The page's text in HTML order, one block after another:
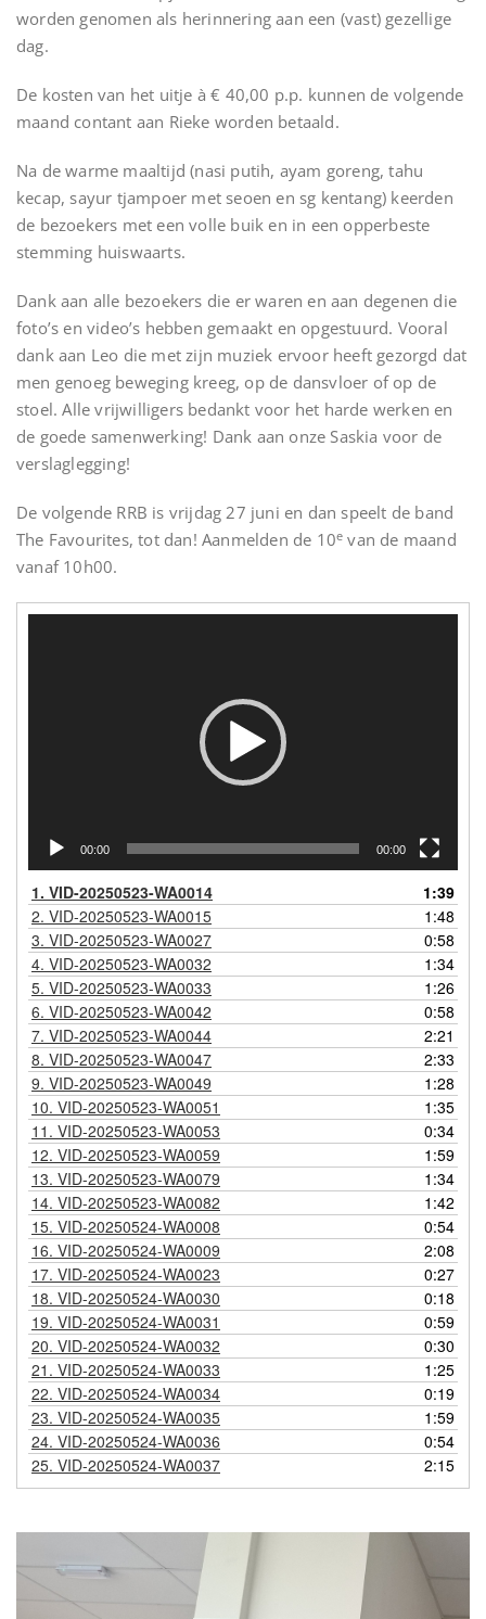
worden genomen als herinnering aan een (vast) gezellige
dag.
De kosten van het uitje à € 40,00 p.p. kunnen de volgende
maand contant aan Rieke worden betaald.
Na de warme maaltijd (nasi putih, ayam goreng, tahu
kecap, sayur tjampoer met seoen en sg kentang) keerden
de bezoekers met een volle buik en in een opperbeste
stemming huiswaarts.
Dank aan alle bezoekers die er waren en aan degenen die
foto’s en video’s hebben gemaakt en opgestuurd. Vooral
dank aan Leo die met zijn muziek ervoor heeft gezorgd dat
men genoeg beweging kreeg, op de dansvloer of op de
stoel. Alle vrijwilligers bedankt voor het harde werken en
de goede samenwerking! Dank aan onze Saskia voor de
verslaglegging!
De volgende RRB is vrijdag 27 juni en dan speelt de band
The Favourites, tot dan! Aanmelden de 10e van de maand
vanaf 10h00.
00:00 00:00
1. VID-20250523-WA0014
1:39
2. VID-20250523-WA0015
1:48
3. VID-20250523-WA0027
0:58
4. VID-20250523-WA0032
1:34
5. VID-20250523-WA0033
1:26
6. VID-20250523-WA0042
0:58
7. VID-20250523-WA0044
2:21
8. VID-20250523-WA0047
2:33
9. VID-20250523-WA0049
1:28
10. VID-20250523-WA0051
1:35
11. VID-20250523-WA0053
0:34
12. VID-20250523-WA0059
1:59
13. VID-20250523-WA0079
1:34
14. VID-20250523-WA0082
1:42
15. VID-20250524-WA0008
0:54
16. VID-20250524-WA0009
2:08
17. VID-20250524-WA0023
0:27
18. VID-20250524-WA0030
0:18
19. VID-20250524-WA0031
0:59
20. VID-20250524-WA0032
0:30
21. VID-20250524-WA0033
1:25
22. VID-20250524-WA0034
0:19
23. VID-20250524-WA0035
1:59
24. VID-20250524-WA0036
0:54
25. VID-20250524-WA0037 2:15